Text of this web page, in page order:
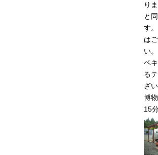
り
と
す
は
い
ベ
る
ざ
博
15